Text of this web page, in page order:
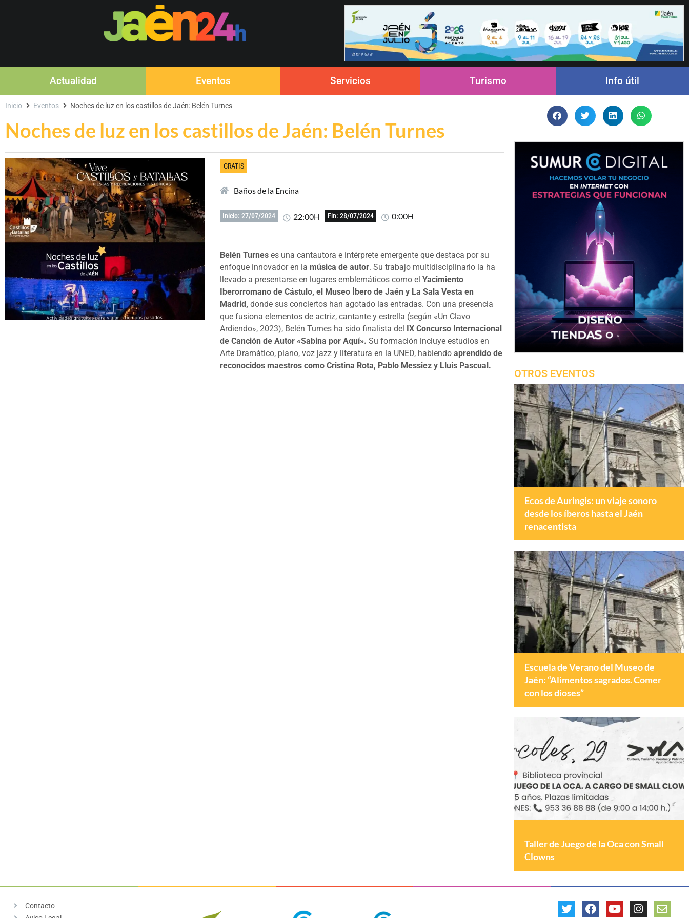
Actualidad Eventos Servicios Turismo Info útil
Noches de luz en los castillos de Jaén: Belén Turnes
Inicio Eventos Noches de luz en los castillos de Jaén: Belén Turnes
GRATIS
Baños de la Encina
Inicio: 27/07/2024 22:00H Fin: 28/07/2024 0:00H
Belén Turnes es una cantautora e intérprete emergente que destaca por su
enfoque innovador en la música de autor. Su trabajo multidisciplinario la ha
llevado a presentarse en lugares emblemáticos como elYacimiento
Iberorromano de Cástulo, el Museo Íbero de Jaén y La Sala Vesta en
Madrid, donde sus conciertos han agotado las entradas. Con una presencia
que fusiona elementos de actriz, cantante y estrella (según «Un Clavo
Ardiendo», 2023), Belén Turnes ha sido finalista del IX Concurso Internacional
de Canción de Autor «Sabina por Aquí». Su formación incluye estudios en
Arte Dramático, piano, voz jazz y literatura en la UNED, habiendoaprendido de
reconocidos maestros como Cristina Rota, Pablo Messiez y Lluis Pascual.
OTROS EVENTOS
Ecos de Auringis: un viaje sonoro
desde los íberos hasta el Jaén
renacentista
Escuela de Verano del Museo de
Jaén: “Alimentos sagrados. Comer
con los dioses”
Taller de Juego de la Oca con Small
Clowns
Contacto